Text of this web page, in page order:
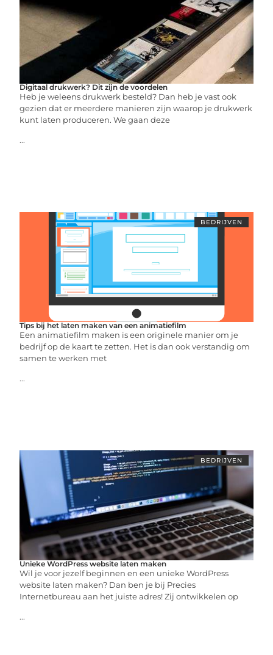
Digitaal drukwerk? Dit zijn de voordelen
Heb je weleens drukwerk besteld? Dan heb je vast ook
gezien dat er meerdere manieren zijn waarop je drukwerk
kunt laten produceren. We gaan deze
...
BEDRIJVEN
Tips bij het laten maken van een animatiefilm
Een animatiefilm maken is een originele manier om je
bedrijf op de kaart te zetten. Het is dan ook verstandig om
samen te werken met
...
BEDRIJVEN
Unieke WordPress website laten maken
Wil je voor jezelf beginnen en een unieke WordPress
website laten maken? Dan ben je bij Precies
Internetbureau aan het juiste adres! Zij ontwikkelen op
...